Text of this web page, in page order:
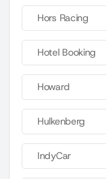
Hors Racing
Hotel Booking
Howard
Hulkenberg
IndyCar